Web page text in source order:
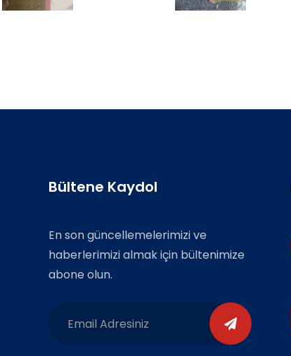
Bültene Kaydol
En son güncellemelerimizi ve
haberlerimizi almak için bültenimize
abone olun.